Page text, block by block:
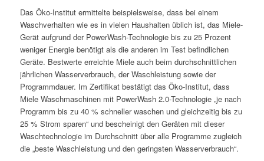
Das Öko-Institut ermittelte beispielsweise, dass bei einem
Waschverhalten wie es in vielen Haushalten üblich ist, das Miele-
Gerät aufgrund der PowerWash-Technologie bis zu 25 Prozent
weniger Energie benötigt als die anderen im Test befindlichen
Geräte. Bestwerte erreichte Miele auch beim durchschnittlichen
jährlichen Wasserverbrauch, der Waschleistung sowie der
Programmdauer. Im Zertifikat bestätigt das Öko-Institut, dass
Miele Waschmaschinen mit PowerWash 2.0-Technologie „je nach
Programm bis zu 40 % schneller waschen und gleichzeitig bis zu
25 % Strom sparen“ und bescheinigt den Geräten mit dieser
Waschtechnologie im Durchschnitt über alle Programme zugleich
die „beste Waschleistung und den geringsten Wasserverbrauch“.